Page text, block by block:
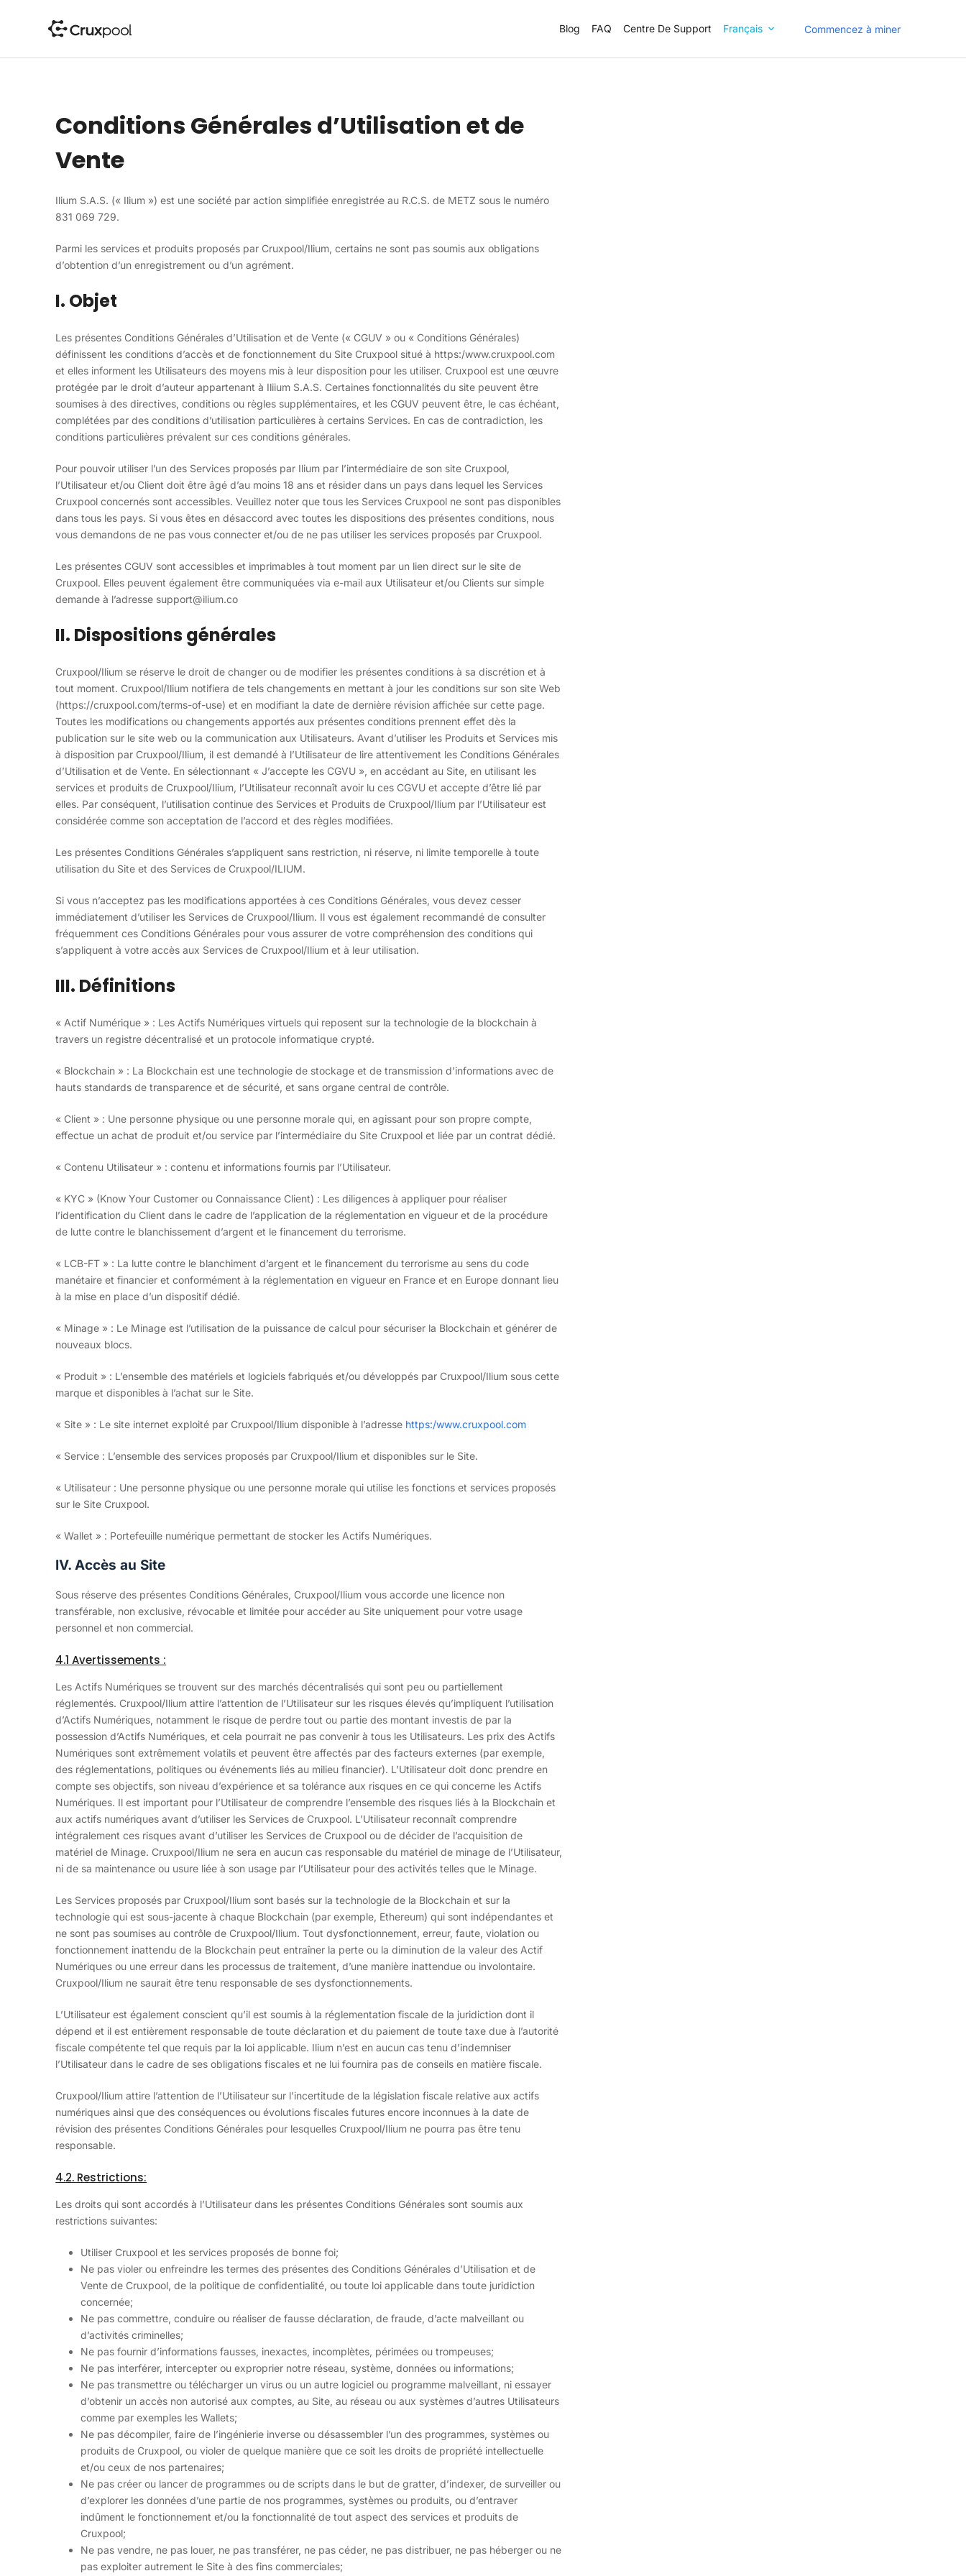
Blog FAQ Centre De Support Français Commencez à miner
Conditions Générales d’Utilisation et de
Vente
Ilium S.A.S. (« Ilium ») est une société par action simplifiée enregistrée au R.C.S. de METZ sous le numéro
831 069 729.
Parmi les services et produits proposés par Cruxpool/Ilium, certains ne sont pas soumis aux obligations
d’obtention d’un enregistrement ou d’un agrément.
I. Objet
Les présentes Conditions Générales d’Utilisation et de Vente (« CGUV » ou « Conditions Générales)
définissent les conditions d’accès et de fonctionnement du Site Cruxpool situé à https:/www.cruxpool.com
et elles informent les Utilisateurs des moyens mis à leur disposition pour les utiliser. Cruxpool est une œuvre
protégée par le droit d’auteur appartenant à Iliium S.A.S. Certaines fonctionnalités du site peuvent être
soumises à des directives, conditions ou règles supplémentaires, et les CGUV peuvent être, le cas échéant,
complétées par des conditions d’utilisation particulières à certains Services. En cas de contradiction, les
conditions particulières prévalent sur ces conditions générales.
Pour pouvoir utiliser l’un des Services proposés par Ilium par l’intermédiaire de son site Cruxpool,
l’Utilisateur et/ou Client doit être âgé d’au moins 18 ans et résider dans un pays dans lequel les Services
Cruxpool concernés sont accessibles. Veuillez noter que tous les Services Cruxpool ne sont pas disponibles
dans tous les pays. Si vous êtes en désaccord avec toutes les dispositions des présentes conditions, nous
vous demandons de ne pas vous connecter et/ou de ne pas utiliser les services proposés par Cruxpool.
Les présentes CGUV sont accessibles et imprimables à tout moment par un lien direct sur le site de
Cruxpool. Elles peuvent également être communiquées via e-mail aux Utilisateur et/ou Clients sur simple
demande à l’adresse support@ilium.co
II. Dispositions générales
Cruxpool/Ilium se réserve le droit de changer ou de modifier les présentes conditions à sa discrétion et à
tout moment. Cruxpool/Ilium notifiera de tels changements en mettant à jour les conditions sur son site Web
(https://cruxpool.com/terms-of-use) et en modifiant la date de dernière révision affichée sur cette page.
Toutes les modifications ou changements apportés aux présentes conditions prennent effet dès la
publication sur le site web ou la communication aux Utilisateurs. Avant d’utiliser les Produits et Services mis
à disposition par Cruxpool/Ilium, il est demandé à l’Utilisateur de lire attentivement les Conditions Générales
d’Utilisation et de Vente. En sélectionnant « J’accepte les CGVU », en accédant au Site, en utilisant les
services et produits de Cruxpool/Ilium, l’Utilisateur reconnaît avoir lu ces CGVU et accepte d’être lié par
elles. Par conséquent, l’utilisation continue des Services et Produits de Cruxpool/Ilium par l’Utilisateur est
considérée comme son acceptation de l’accord et des règles modifiées.
Les présentes Conditions Générales s’appliquent sans restriction, ni réserve, ni limite temporelle à toute
utilisation du Site et des Services de Cruxpool/ILIUM.
Si vous n’acceptez pas les modifications apportées à ces Conditions Générales, vous devez cesser
immédiatement d’utiliser les Services de Cruxpool/Ilium. Il vous est également recommandé de consulter
fréquemment ces Conditions Générales pour vous assurer de votre compréhension des conditions qui
s’appliquent à votre accès aux Services de Cruxpool/Ilium et à leur utilisation.
III. Définitions
« Actif Numérique » : Les Actifs Numériques virtuels qui reposent sur la technologie de la blockchain à
travers un registre décentralisé et un protocole informatique crypté.
« Blockchain » : La Blockchain est une technologie de stockage et de transmission d’informations avec de
hauts standards de transparence et de sécurité, et sans organe central de contrôle.
« Client » : Une personne physique ou une personne morale qui, en agissant pour son propre compte,
effectue un achat de produit et/ou service par l’intermédiaire du Site Cruxpool et liée par un contrat dédié.
« Contenu Utilisateur » : contenu et informations fournis par l’Utilisateur.
« KYC » (Know Your Customer ou Connaissance Client) : Les diligences à appliquer pour réaliser
l’identification du Client dans le cadre de l’application de la réglementation en vigueur et de la procédure
de lutte contre le blanchissement d’argent et le financement du terrorisme.
« LCB-FT » : La lutte contre le blanchiment d’argent et le financement du terrorisme au sens du code
manétaire et financier et conformément à la réglementation en vigueur en France et en Europe donnant lieu
à la mise en place d’un dispositif dédié.
« Minage » : Le Minage est l’utilisation de la puissance de calcul pour sécuriser la Blockchain et générer de
nouveaux blocs.
« Produit » : L’ensemble des matériels et logiciels fabriqués et/ou développés par Cruxpool/Ilium sous cette
marque et disponibles à l’achat sur le Site.
« Site » : Le site internet exploité par Cruxpool/Ilium disponible à l’adresse https:/www.cruxpool.com
« Service : L’ensemble des services proposés par Cruxpool/Ilium et disponibles sur le Site.
« Utilisateur : Une personne physique ou une personne morale qui utilise les fonctions et services proposés
sur le Site Cruxpool.
« Wallet » : Portefeuille numérique permettant de stocker les Actifs Numériques.
IV. Accès au Site
Sous réserve des présentes Conditions Générales, Cruxpool/Ilium vous accorde une licence non
transférable, non exclusive, révocable et limitée pour accéder au Site uniquement pour votre usage
personnel et non commercial.
4.1 Avertissements :
Les Actifs Numériques se trouvent sur des marchés décentralisés qui sont peu ou partiellement
réglementés. Cruxpool/Ilium attire l’attention de l’Utilisateur sur les risques élevés qu’impliquent l’utilisation
d’Actifs Numériques, notamment le risque de perdre tout ou partie des montant investis de par la
possession d’Actifs Numériques, et cela pourrait ne pas convenir à tous les Utilisateurs. Les prix des Actifs
Numériques sont extrêmement volatils et peuvent être affectés par des facteurs externes (par exemple,
des réglementations, politiques ou événements liés au milieu financier). L’Utilisateur doit donc prendre en
compte ses objectifs, son niveau d’expérience et sa tolérance aux risques en ce qui concerne les Actifs
Numériques. Il est important pour l’Utilisateur de comprendre l’ensemble des risques liés à la Blockchain et
aux actifs numériques avant d’utiliser les Services de Cruxpool. L’Utilisateur reconnaît comprendre
intégralement ces risques avant d’utiliser les Services de Cruxpool ou de décider de l’acquisition de
matériel de Minage. Cruxpool/Ilium ne sera en aucun cas responsable du matériel de minage de l’Utilisateur,
ni de sa maintenance ou usure liée à son usage par l’Utilisateur pour des activités telles que le Minage.
Les Services proposés par Cruxpool/Ilium sont basés sur la technologie de la Blockchain et sur la
technologie qui est sous-jacente à chaque Blockchain (par exemple, Ethereum) qui sont indépendantes et
ne sont pas soumises au contrôle de Cruxpool/Ilium. Tout dysfonctionnement, erreur, faute, violation ou
fonctionnement inattendu de la Blockchain peut entraîner la perte ou la diminution de la valeur des Actif
Numériques ou une erreur dans les processus de traitement, d’une manière inattendue ou involontaire.
Cruxpool/Ilium ne saurait être tenu responsable de ses dysfonctionnements.
L’Utilisateur est également conscient qu’il est soumis à la réglementation fiscale de la juridiction dont il
dépend et il est entièrement responsable de toute déclaration et du paiement de toute taxe due à l’autorité
fiscale compétente tel que requis par la loi applicable. Ilium n’est en aucun cas tenu d’indemniser
l’Utilisateur dans le cadre de ses obligations fiscales et ne lui fournira pas de conseils en matière fiscale.
Cruxpool/Ilium attire l’attention de l’Utilisateur sur l’incertitude de la législation fiscale relative aux actifs
numériques ainsi que des conséquences ou évolutions fiscales futures encore inconnues à la date de
révision des présentes Conditions Générales pour lesquelles Cruxpool/Ilium ne pourra pas être tenu
responsable.
4.2. Restrictions:
Les droits qui sont accordés à l’Utilisateur dans les présentes Conditions Générales sont soumis aux
restrictions suivantes:
Utiliser Cruxpool et les services proposés de bonne foi;
Ne pas violer ou enfreindre les termes des présentes des Conditions Générales d’Utilisation et de
Vente de Cruxpool, de la politique de confidentialité, ou toute loi applicable dans toute juridiction
concernée;
Ne pas commettre, conduire ou réaliser de fausse déclaration, de fraude, d’acte malveillant ou
d’activités criminelles;
Ne pas fournir d’informations fausses, inexactes, incomplètes, périmées ou trompeuses;
Ne pas interférer, intercepter ou exproprier notre réseau, système, données ou informations;
Ne pas transmettre ou télécharger un virus ou un autre logiciel ou programme malveillant, ni essayer
d’obtenir un accès non autorisé aux comptes, au Site, au réseau ou aux systèmes d’autres Utilisateurs
comme par exemples les Wallets;
Ne pas décompiler, faire de l’ingénierie inverse ou désassembler l’un des programmes, systèmes ou
produits de Cruxpool, ou violer de quelque manière que ce soit les droits de propriété intellectuelle
et/ou ceux de nos partenaires;
Ne pas créer ou lancer de programmes ou de scripts dans le but de gratter, d’indexer, de surveiller ou
d’explorer les données d’une partie de nos programmes, systèmes ou produits, ou d’entraver
indûment le fonctionnement et/ou la fonctionnalité de tout aspect des services et produits de
Cruxpool;
Ne pas vendre, ne pas louer, ne pas transférer, ne pas céder, ne pas distribuer, ne pas héberger ou ne
pas exploiter autrement le Site à des fins commerciales;